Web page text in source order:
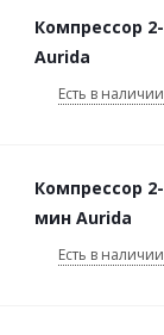
Компрессор
Aurida
Есть в наличии
Компрессор
мин Aurida
Есть в наличии